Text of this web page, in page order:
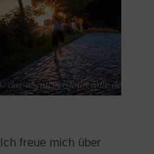
Ich freue mich über